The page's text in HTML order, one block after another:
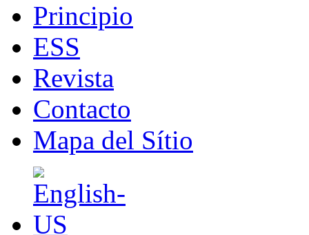
Principio
ESS
Revista
Contacto
Mapa del Sítio